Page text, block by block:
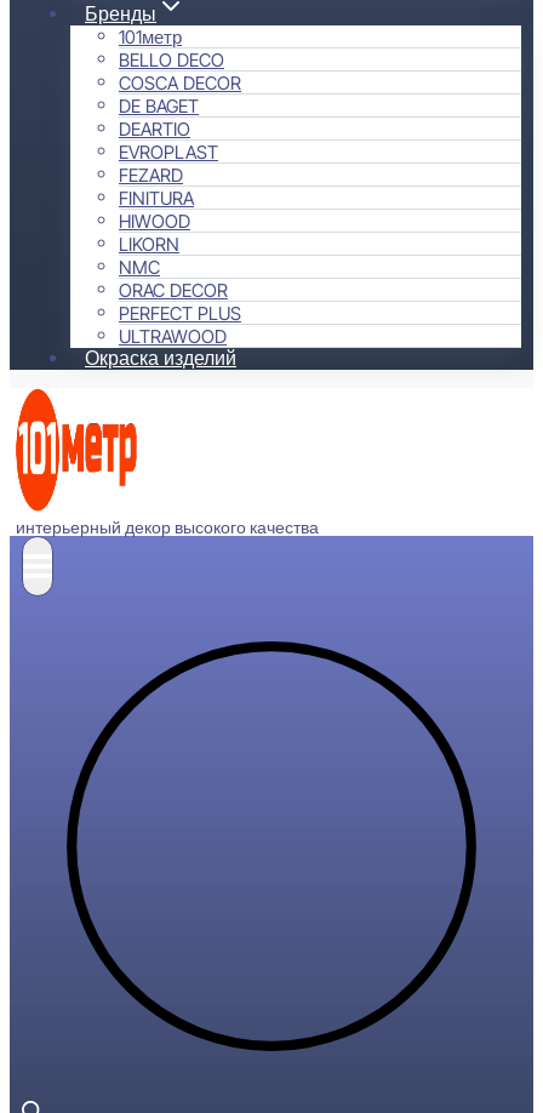
Бренды
101метр
BELLO DECO
COSCA DECOR
DE BAGET
DEARTIO
EVROPLAST
FEZARD
FINITURA
HIWOOD
LIKORN
NMC
ORAC DECOR
PERFECT PLUS
ULTRAWOOD
Окраска изделий
интерьерный декор высокого качества